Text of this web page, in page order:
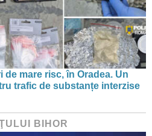
mare risc, în Oradea. Un
trafic de substanțe interzise
BIHOR